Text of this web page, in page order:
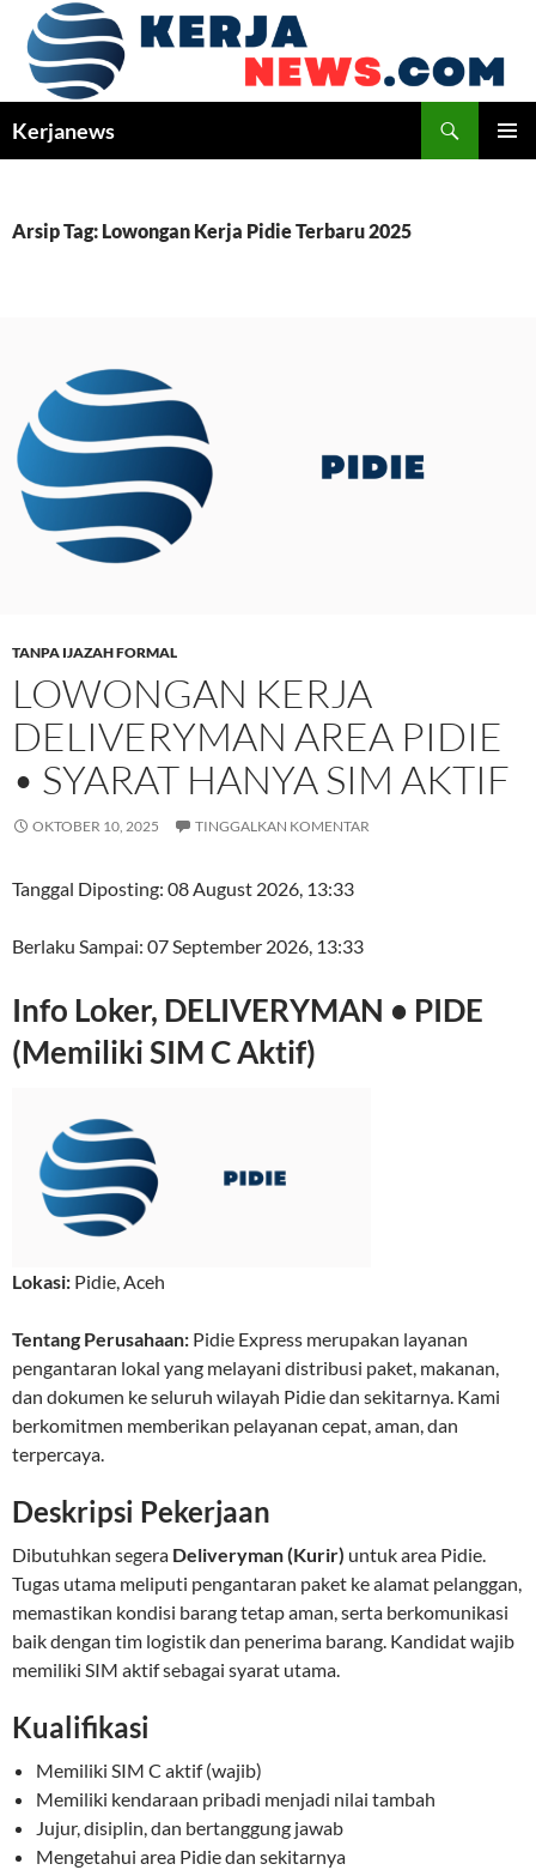
Langsung
Kerjanews
Arsip Tag: Lowongan Kerja Pidie Terbaru 2025
TANPA IJAZAH FORMAL
LOWONGAN KERJA
DELIVERYMAN AREA PIDIE
• SYARAT HANYA SIM AKTIF
OKTOBER 10, 2025 TINGGALKAN KOMENTAR
Tanggal Diposting: 08 August 2026, 13:33
Berlaku Sampai: 07 September 2026, 13:33
Info Loker, DELIVERYMAN • PIDE
(Memiliki SIM C Aktif)
Lokasi: Pidie,Aceh
Tentang Perusahaan: Pidie Express merupakan layanan
pengantaran lokal yang melayani distribusi paket, makanan,
dan dokumen ke seluruh wilayah Pidie dan sekitarnya. Kami
berkomitmen memberikan pelayanan cepat, aman, dan
terpercaya.
Deskripsi Pekerjaan
Dibutuhkan segera Deliveryman (Kurir) untuk area Pidie.
Tugas utama meliputi pengantaran paket ke alamat pelanggan,
memastikan kondisi barang tetap aman, serta berkomunikasi
baik dengan tim logistik dan penerima barang. Kandidat wajib
memiliki SIM aktif sebagai syarat utama.
Kualifikasi
Memiliki SIM C aktif (wajib)
Memiliki kendaraan pribadi menjadi nilai tambah
Jujur, disiplin, dan bertanggung jawab
Mengetahui area Pidie dan sekitarnya